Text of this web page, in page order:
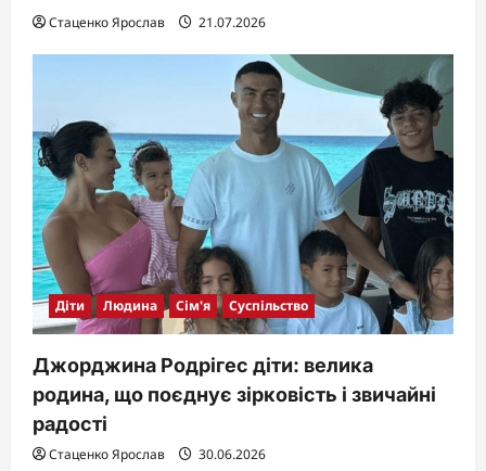
Стаценко Ярослав 21.07.2026
Діти Людина Сім'я Суспільство
Джорджина Родрігес діти: велика
родина, що поєднує зірковість і звичайні
радості
Стаценко Ярослав 30.06.2026